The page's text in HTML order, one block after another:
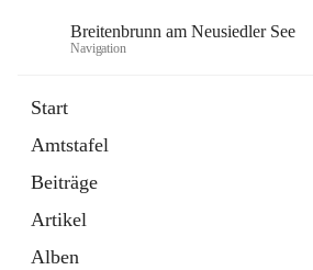
Breitenbrunn am Neusiedler See
Navigation
Start
Amtstafel
Beiträge
Artikel
Alben
18 Schnellzugriffe
Gemeindeservice